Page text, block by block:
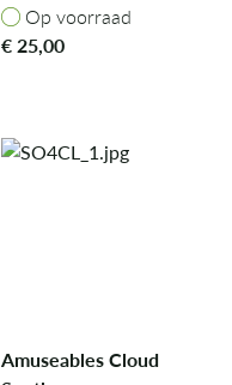
Op voorraad
Op voorraad
€25,00
Amuseables Cloud